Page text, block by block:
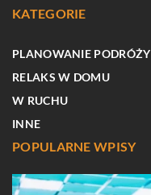
KATEGORIE
PLANOWANIE PODRÓŻY
RELAKS W DOMU
W RUCHU
INNE
POPULARNE WPISY